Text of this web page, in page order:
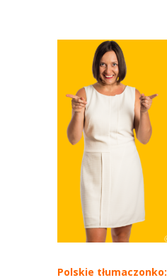
Polskie tłumaczonko: